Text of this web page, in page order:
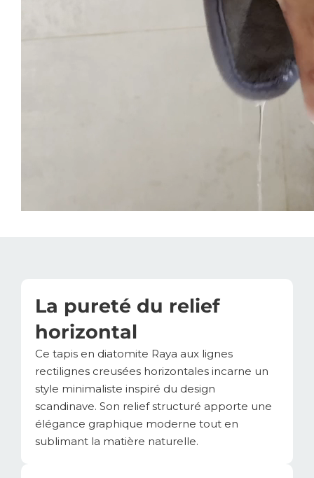
La pureté du relief
horizontal
Ce tapis en diatomite Raya aux lignes
rectilignes creusées horizontales incarne un
style minimaliste inspiré du design
scandinave. Son relief structuré apporte une
élégance graphique moderne tout en
sublimant la matière naturelle.